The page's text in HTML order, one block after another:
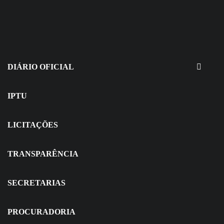
Seletivo
DIÁRIO OFICIAL
IPTU
LICITAÇÕES
TRANSPARÊNCIA
SECRETARIAS
PROCURADORIA